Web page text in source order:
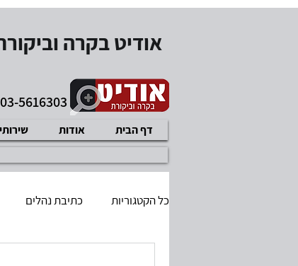
אודיט בקרה
03-5616303
דף הבית אודות
כל הקטגוריות כתיבת נהלים